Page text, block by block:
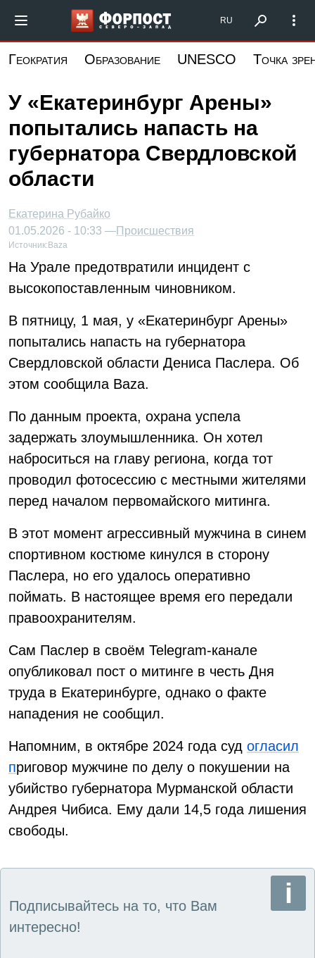
основному
Форпост Северо-Запад
RU
Геократия Образование UNESCO Точка
У «Екатеринбург Арены»
попытались напасть на
губернатора Свердловской
области
Екатерина Рубайко
01.05.2026 - 10:33 —Происшествия
Источник: Baza
На Урале предотвратили инцидент с
высокопоставленным чиновником.
В пятницу, 1 мая, у «Екатеринбург Арены»
попытались напасть на губернатора
Свердловской области Дениса Паслера. Об
этом сообщила Baza.
По данным проекта, охрана успела
задержать злоумышленника. Он хотел
наброситься на главу региона, когда тот
проводил фотосессию с местными жителями
перед началом первомайского митинга.
В этот момент агрессивный мужчина в синем
спортивном костюме кинулся в сторону
Паслера, но его удалось оперативно
поймать. В настоящее время его передали
правоохранителям.
Сам Паслер в своём Telegram-канале
опубликовал пост о митинге в честь Дня
труда в Екатеринбурге, однако о факте
нападения не сообщил.
Напомним, в октябре 2024 года суд огласил
приговор мужчине по делу о покушении на
убийство губернатора Мурманской области
Андрея Чибиса. Ему дали 14,5 года лишения
свободы.
Подписывайтесь на то, что Вам
интересно!